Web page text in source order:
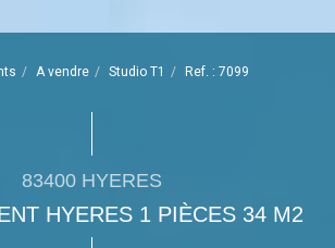
A vendre Studio T1 Ref. : 7099
83400 HYERES
HYERES 1 PIÈCES 34 M2